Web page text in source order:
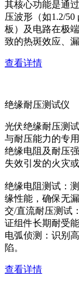
其核心功能是通
压波形（如1.2/
板）及电路在极
致的热斑效应、
查看详情
绝缘耐压测试仪
光伏绝缘耐压测
与耐压能力的专
绝缘电阻及耐压
失效引发的火灾
绝缘电阻测试：
缘性能，确保无漏
交/直流耐压测试
证组件长期耐受能
电弧侦测：识别
陷。
查看详情